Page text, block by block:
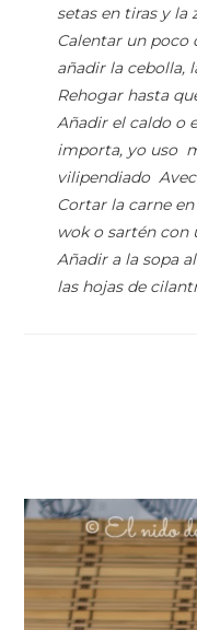
setas en tiras y la
Calentar un poco
añadir la cebolla,
Rehogar hasta
Añadir el caldo o
importa, yo uso
vilipendiado
Cortar la carne
wok o sartén con
Añadir a la sopa
las hojas de